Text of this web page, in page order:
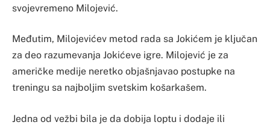
svojevremeno Milojević.
Međutim, Milojevićev metod rada sa Jokićem je ključan
za deo razumevanja Jokićeve igre. Milojević je za
američke medije neretko objašnjavao postupke na
treningu sa najboljim svetskim košarkašem.
Jedna od vežbi bila je da dobija loptu i dodaje ili